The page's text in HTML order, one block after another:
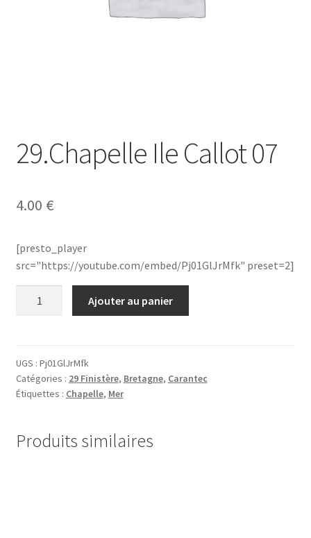
29.Chapelle Ile Callot 07
4.00 €
[presto_player
src="https://youtube.com/embed/Pj01GlJrMfk" preset=2]
Callot
07
Ajouter au panier
UGS : Pj01GlJrMfk
Catégories : 29 Finistère, Bretagne, Carantec
Étiquettes : Chapelle, Mer
Produits similaires